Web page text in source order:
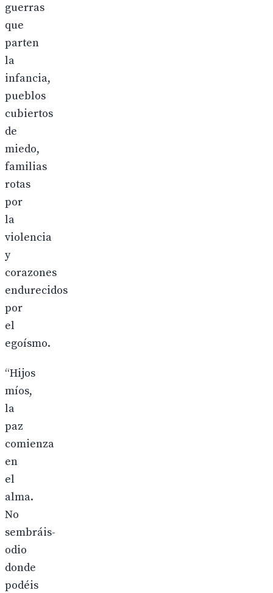
guerras
que
parten
la
infancia,
pueblos
cubiertos
de
miedo,
familias
rotas
por
la
violencia
y
corazones
endurecidos
por
el
egoísmo.
“Hijos
míos,
la
paz
comienza
en
el
alma.
No
sembráis-
odio
donde
podéis